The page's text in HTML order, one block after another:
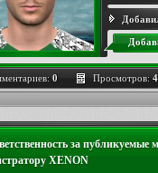
0 Просмотров:
за публикуемые
XENON